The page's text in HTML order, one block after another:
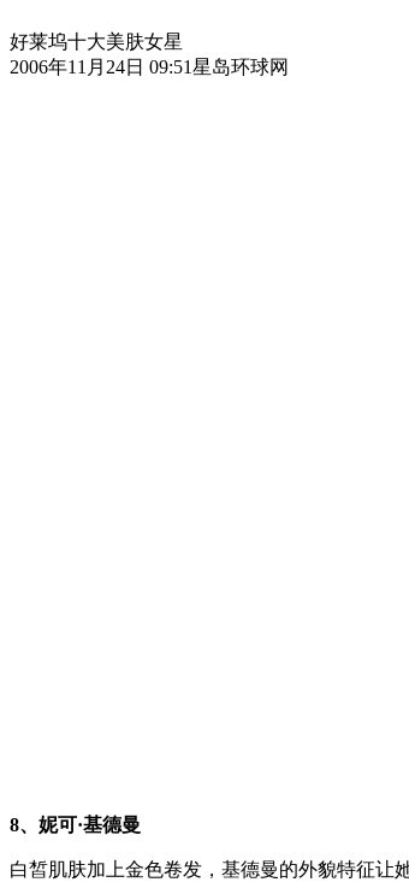
好莱坞十大美肤女星
2006年11月24日 09:51星岛环球网
8、妮可·基德曼
白皙肌肤加上金色卷发，基德曼的外貌特征让